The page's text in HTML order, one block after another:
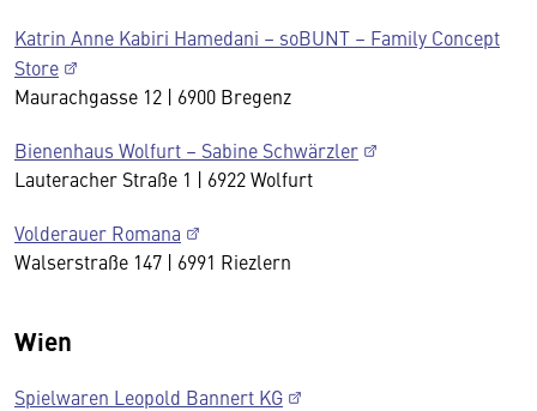
Katrin Anne Kabiri Hamedani – soBUNT – Family Concept
Store
Maurachgasse 12 | 6900 Bregenz
Bienenhaus Wolfurt – Sabine Schwärzler
Lauteracher Straße 1 | 6922 Wolfurt
Volderauer Romana
Walserstraße 147 | 6991 Riezlern
Wien
Spielwaren Leopold Bannert KG